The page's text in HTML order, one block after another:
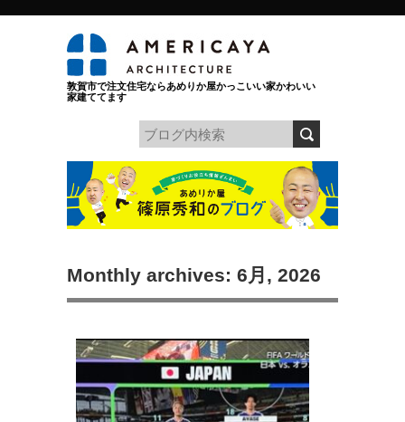
敦賀市で注文住宅ならあめりか屋かっこいい家かわいい
家建ててます
Monthly archives: 6月, 2026